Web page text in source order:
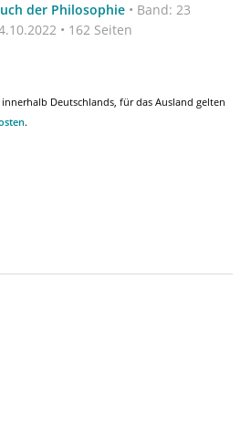
der Philosophie • Band: 23
• 162 Seiten
Deutschlands, für das Ausland gelten
.